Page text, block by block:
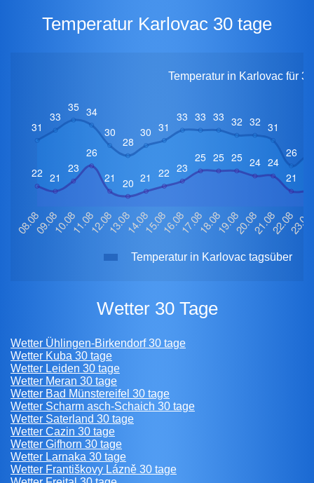
Temperatur Karlovac 30 tage
Temperatur in Karlovac für
Temperatur in Karlovac tagsüber
Wetter 30 Tage
Wetter Ühlingen-Birkendorf 30 tage
Wetter Kuba 30 tage
Wetter Leiden 30 tage
Wetter Meran 30 tage
Wetter Bad Münstereifel 30 tage
Wetter Scharm asch-Schaich 30 tage
Wetter Saterland 30 tage
Wetter Cazin 30 tage
Wetter Gifhorn 30 tage
Wetter Larnaka 30 tage
Wetter Františkovy Lázně 30 tage